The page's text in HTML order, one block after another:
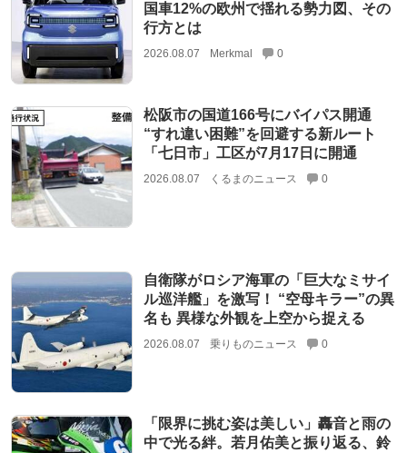
国車12%の欧州で揺れる勢力図、その
行方とは
2026.08.07 Merkmal 0
松阪市の国道166号にバイパス開通
“すれ違い困難”を回避する新ルート
「七日市」工区が7月17日に開通
2026.08.07 くるまのニュース 0
自衛隊がロシア海軍の「巨大なミサイ
ル巡洋艦」を激写！ “空母キラー”の異
名も 異様な外観を上空から捉える
2026.08.07 乗りものニュース 0
「限界に挑む姿は美しい」轟音と雨の
中で光る絆。若月佑美と振り返る、鈴